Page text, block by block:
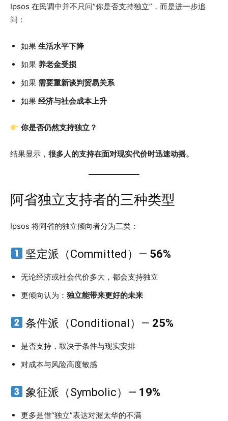
Ipsos 在民调中并不只问“你是否支持独立”，而是进一步追
问：
如果 生活水平下降
如果 养老金受损
如果 需要重新谈判贸易关系
如果 经济与社会成本上升
你是否仍然支持独立？
结果显示， 很多人的支持在面对现实代价时迅速动摇。
阿省独立支持者的三种类型
Ipsos 将阿省的独立倾向者分为三类：
坚定派（Committed）— 56%
无论经济或社会代价多大，都会支持独立
更倾向认为： 独立能带来更好的未来
条件派（Conditional）— 25%
是否支持，取决于条件与现实安排
对成本与风险高度敏感
象征派（Symbolic）— 19%
更多是借“独立”表达对渥太华的不满